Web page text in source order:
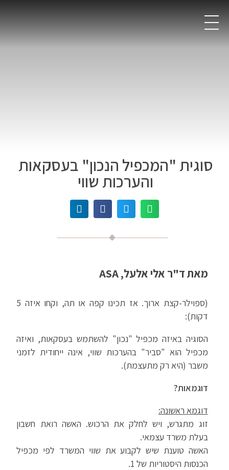
סוגית "המכפיל הנכון" בעסקאות
והערכות שווי
מאת ד"ר אלי אלעל, ASA
(ספוילר-קצת ארוך. אז תכינו קפה או תה, וקחו איזה 5
דקות):
הסוגיה באיזה מכפיל "נכון" להשתמש בעסקאות, ואיזה
מכפיל הוא "סביר" בהערכות שווי, אינה ייחודית לזמני
משבר (היא רק מתעצמת).
דוגמאות?
דוגמא ראשונה:
זוג מתגרש, ויש לחלק את הרכוש. האשה רואת חשבון
בעלת משרד עצמאי.
האשה טוענת שיש לקבוע את שווי המשרד לפי מכפיל
הכנסות היסטוריות של 1.